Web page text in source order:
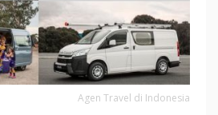
Agen Travel di Indonesia